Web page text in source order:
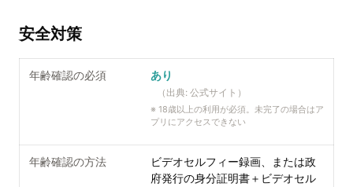
安全対策
年齢確認の必須 あり
（出典: 公式サイト ）
※ 18歳以上の利用が必須。未完了の場合はア
プリにアクセスできない
年齢確認の方法
ビデオセルフィー録画、または政
府発行の身分証明書＋ビデオセル